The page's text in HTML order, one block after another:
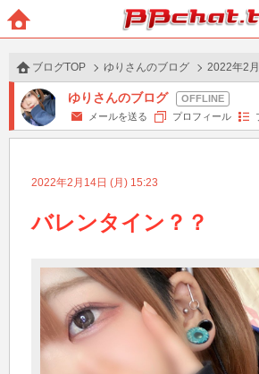
BBchatTV
ブログTOP ゆりさんのブログ 2022年2
ゆりさんのブログ
メールを送る プロフィール
2022年2月14日 (月) 15:23
バレンタイン？？